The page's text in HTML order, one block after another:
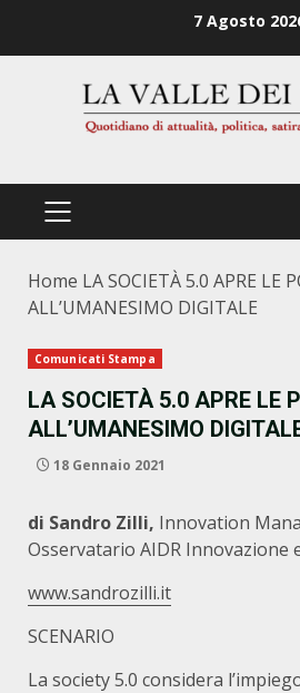
7 Agosto
PRIMÄRES
Home LA SOCIETÀ 5.0 APRE LE
ALL’UMANESIMO DIGITALE
Comunicati Stampa
LA SOCIETÀ 5.0 APRE LE
ALL’UMANESIMO
18 Gennaio 2021
di Sandro Zilli, Innovation
Osservatario AIDR Innovazione
www.sandrozilli.it
SCENARIO
La society 5.0 considera